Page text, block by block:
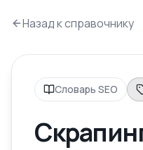
Назад к справочнику
Словарь SEO